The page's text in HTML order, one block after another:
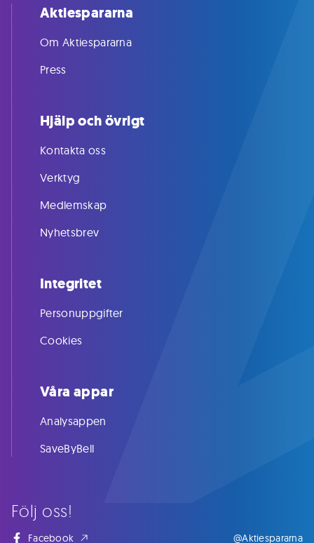
Följ oss!
Facebook @Aktiespararna
Aktiespararna
Om Aktiespararna
Press
Hjälp och övrigt
Kontakta oss
Verktyg
Medlemskap
Nyhetsbrev
Integritet
Personuppgifter
Cookies
Våra appar
Analysappen
SaveByBell